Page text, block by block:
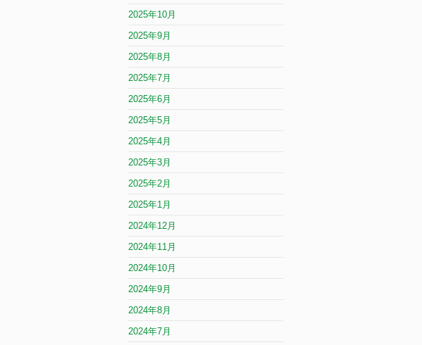
2025年10月
2025年9月
2025年8月
2025年7月
2025年6月
2025年5月
2025年4月
2025年3月
2025年2月
2025年1月
2024年12月
2024年11月
2024年10月
2024年9月
2024年8月
2024年7月